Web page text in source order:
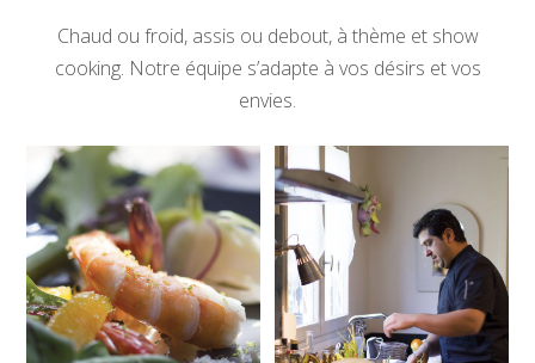
Chaud ou froid, assis ou debout, à thème et show
cooking. Notre équipe s’adapte à vos désirs et vos
envies.